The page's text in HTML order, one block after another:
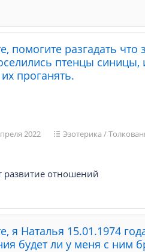
помогите разгадать
птенцы
проганять.
2022 Эзотерика /
развитие отношений
я Наталья 15.01.1974
будет ли у меня с ним